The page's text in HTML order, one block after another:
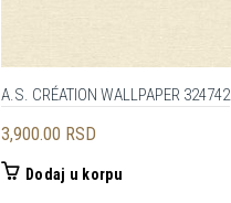
A.S. CRÉATION WALLPAPER 324742
3,900.00 RSD
Dodaj u korpu